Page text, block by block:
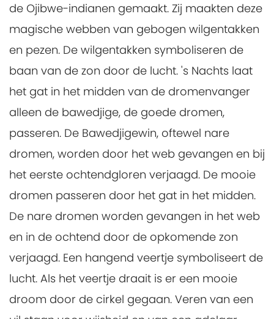
de Ojibwe-indianen gemaakt. Zij maakten deze
magische webben van gebogen wilgentakken
en pezen. De wilgentakken symboliseren de
baan van de zon door de lucht. 's Nachts laat
het gat in het midden van de dromenvanger
alleen de bawedjige, de goede dromen,
passeren. De Bawedjigewin, oftewel nare
dromen, worden door het web gevangen en bij
het eerste ochtendgloren verjaagd. De mooie
dromen passeren door het gat in het midden.
De nare dromen worden gevangen in het web
en in de ochtend door de opkomende zon
verjaagd. Een hangend veertje symboliseert de
lucht. Als het veertje draait is er een mooie
droom door de cirkel gegaan. Veren van een